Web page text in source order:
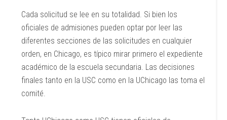
Cada solicitud se lee en su totalidad. Si bien los
oficiales de admisiones pueden optar por leer las
diferentes secciones de las solicitudes en cualquier
orden, en Chicago, es típico mirar primero el expediente
académico de la escuela secundaria. Las decisiones
finales tanto en la USC como en la UChicago las toma el
comité.